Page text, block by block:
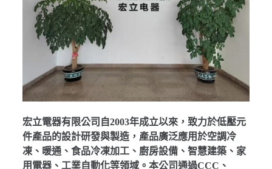
宏立電器有限公司自2003年成立以來，致力於低壓元
件產品的設計研發與製造，產品廣泛應用於空調冷
凍、暖通、食品冷凍加工、廚房設備、智慧建築、家
用電器、工業自動化等領域。本公司通過CCC、